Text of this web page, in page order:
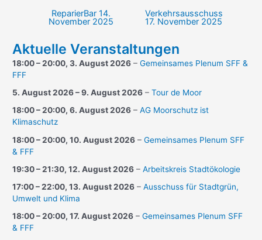
Beitragsnavigation
ReparierBar 14.
November 2025
Verkehrsausschuss
17. November 2025
Aktuelle Veranstaltungen
18:00–20:00,3. August 2026 –Gemeinsames Plenum SFF &
FFF
5. August 2026–9. August 2026 –Tour de Moor
18:00–20:00,6. August 2026 –AG Moorschutz ist
Klimaschutz
18:00–20:00,10. August 2026 –Gemeinsames Plenum SFF
& FFF
19:30–21:30,12. August 2026 –Arbeitskreis Stadtökologie
17:00–22:00,13. August 2026 –Ausschuss für Stadtgrün,
Umwelt und Klima
18:00–20:00,17. August 2026 –Gemeinsames Plenum SFF
& FFF